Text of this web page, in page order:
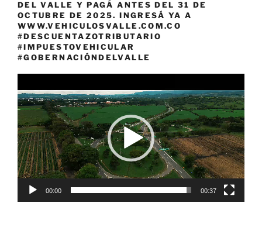
DEL VALLE Y PAGÁ ANTES DEL 31 DE
OCTUBRE DE 2025. INGRESÁ YA A
WWW.VEHICULOSVALLE.COM.CO
#DESCUENTAZOTRIBUTARIO
#IMPUESTOVEHICULAR
#GOBERNACIÓNDELVALLE
de
vídeo
00:00 00:37